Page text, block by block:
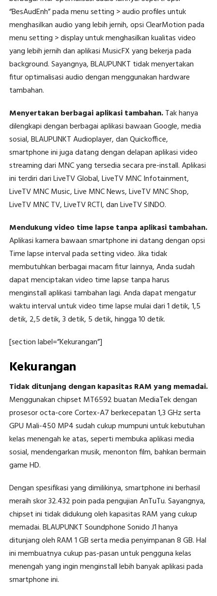
“BesAudEnh” pada menu setting > audio profiles untuk
menghasilkan audio yang lebih jernih, opsi ClearMotion pada
menu setting > display untuk menghasilkan kualitas video
yang lebih jernih dan aplikasi MusicFX yang bekerja pada
background. Sayangnya, BLAUPUNKT tidak menyertakan
fitur optimalisasi audio dengan menggunakan hardware
tambahan.
Menyertakan berbagai aplikasi tambahan.Tak hanya
dilengkapi dengan berbagai aplikasi bawaan Google, media
sosial, BLAUPUNKT Audioplayer, dan Quickoffice,
smartphone ini juga datang dengan delapan aplikasi video
streaming dari MNC yang tersedia secara pre-install. Aplikasi
ini terdiri dari LiveTV Global, LiveTV MNC Infotainment,
LiveTV MNC Music, Live MNC News, LiveTV MNC Shop,
LiveTV MNC TV, LiveTV RCTI, dan LiveTV SINDO.
Mendukung video time lapse tanpa aplikasi tambahan.
Aplikasi kamera bawaan smartphone ini datang dengan opsi
Time lapse interval pada setting video. Jika tidak
membutuhkan berbagai macam fitur lainnya, Anda sudah
dapat menciptakan video time lapse tanpa harus
menginstall aplikasi tambahan lagi. Anda dapat mengatur
waktu interval untuk video time lapse mulai dari 1 detik, 1,5
detik, 2,5 detik, 3 detik, 5 detik, hingga 10 detik.
[section label=”Kekurangan”]
Kekurangan
Tidak ditunjang dengan kapasitas RAM yang memadai.
Menggunakan chipset MT6592 buatan MediaTek dengan
prosesor octa-core Cortex-A7 berkecepatan 1,3 GHz serta
GPU Mali-450 MP4 sudah cukup mumpuni untuk kebutuhan
kelas menengah ke atas, seperti membuka aplikasi media
sosial, mendengarkan musik, menonton film, bahkan bermain
game HD.
Dengan spesifikasi yang dimilikinya, smartphone ini berhasil
meraih skor 32.432 poin pada pengujian AnTuTu. Sayangnya,
chipset ini tidak didukung oleh kapasitas RAM yang cukup
memadai. BLAUPUNKT Soundphone Sonido J1 hanya
ditunjang oleh RAM 1 GB serta media penyimpanan 8 GB. Hal
ini membuatnya cukup pas-pasan untuk pengguna kelas
menengah yang ingin menginstall lebih banyak aplikasi pada
smartphone ini.